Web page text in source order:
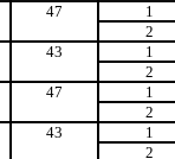
47
1
2
43
1
2
47
1
2
43
1
2